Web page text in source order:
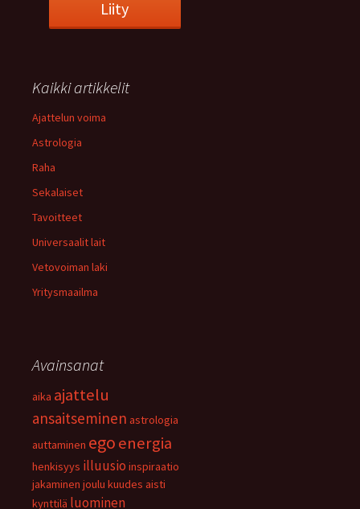
Kaikki artikkelit
Ajattelun voima
Astrologia
Raha
Sekalaiset
Tavoitteet
Universaalit lait
Vetovoiman laki
Yritysmaailma
Avainsanat
aika ajattelu
ansaitseminen astrologia
auttaminen egoenergia
henkisyys illuusio inspiraatio
jakaminen joulu kuudes aisti
kynttilä luominen